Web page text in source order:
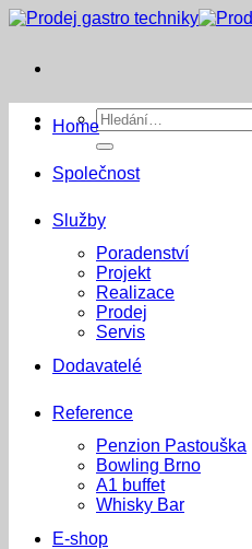
Přeskočit
Hledat:
Home
Společnost
Služby
Poradenství
Projekt
Realizace
Prodej
Servis
Dodavatelé
Reference
Penzion Pastouška
Bowling Brno
A1 buffet
Whisky Bar
E-shop